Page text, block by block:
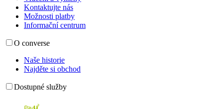
Kontaktujte nás
Možnosti platby
Informační centrum
O converse
Naše historie
Najděte si obchod
Dostupné služby